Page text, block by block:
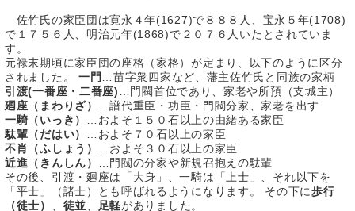
佐竹氏の家臣団は寛永４年(1627)で８８８人、宝永５年(1708)
で１７５６人、明治元年(1868)で２０７６人いたとされていま
す。
元禄末期頃に家臣団の座格（家格）が定まり、以下のように区分
されました。 一門
…苗字衆四家など、藩主佐竹氏と同族の家柄
引渡(一番座・二番座)
…門閥首位であり、家老や所預（支城主）
廻座（まわりざ）
…譜代重臣・功臣・門閥分家、家老を出す
一騎（いっき）
…およそ１５０石以上の由緒ある家臣
駄輩（だはい）
…およそ７０石以上の家臣
不肖（ふしょう）
…およそ３０石以上の家臣
近進（きんしん）
…門閥の分家や新規召抱えの駄輩
その後、引渡・廻座は「大身」、一騎は「上士」、それ以下を
「平士」（諸士）とも呼ばれるようになります。 その下に歩行
（徒士）
徒並 足軽がありました。